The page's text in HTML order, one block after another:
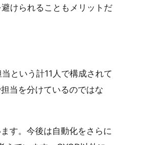
けられることもメリットだ
という計11人で構成されて
当を分けているのではな
す。今後は自動化をさらに